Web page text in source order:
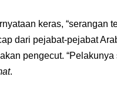
keras, “serangan
dari pejabat-pejabat
pengecut.
.